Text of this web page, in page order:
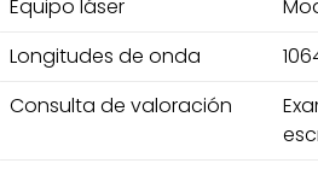
Equipo láser
Longitudes de onda
Consulta de valoración